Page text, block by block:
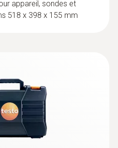
rechange pour
de type K)
avec bande
de température
appareil, sondes et
518 x 398 x 155 mm